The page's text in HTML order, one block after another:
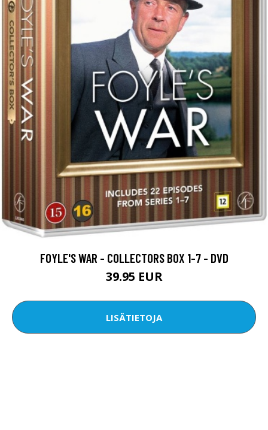
FOYLE'S WAR - COLLECTORS BOX 1-7 - DVD
39.95 EUR
LISÄTIETOJA